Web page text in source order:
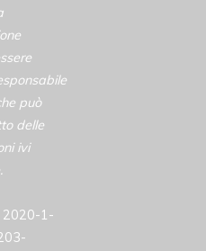
può
delle
ivi
2020-1-